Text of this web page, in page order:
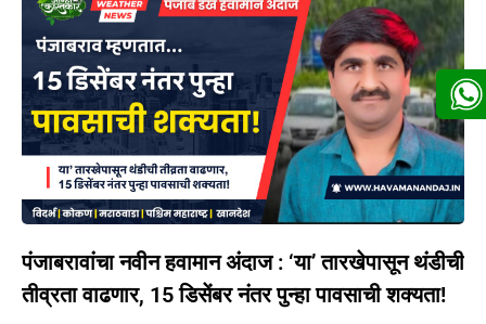
पंजाबरावांचा नवीन हवामान अंदाज : ‘या’ तारखेपासून थंडीची
तीव्रता वाढणार, 15 डिसेंबर नंतर पुन्हा पावसाची शक्यता!